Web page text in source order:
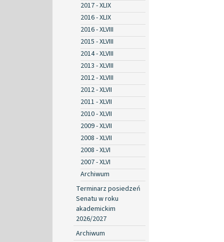
2017 - XLIX
2016 - XLIX
2016 - XLVIII
2015 - XLVIII
2014 - XLVIII
2013 - XLVIII
2012 - XLVIII
2012 - XLVII
2011 - XLVII
2010 - XLVII
2009 - XLVII
2008 - XLVII
2008 - XLVI
2007 - XLVI
Archiwum
Terminarz posiedzeń
Senatu w roku
akademickim
2026/2027
Archiwum